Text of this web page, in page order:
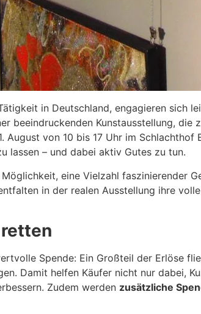
in Deutschland, engagieren sich
beeindruckenden Kunstausstellung,
August von 10 bis 17 Uhr im
lassen – und dabei aktiv Gutes zu tun.
eine Vielzahl faszinierender
in der realen Ausstellung ihre
Spende: Ein Großteil der Erlöse
Damit helfen Käufer nicht nur dabei,
Zudem werden zusätzliche